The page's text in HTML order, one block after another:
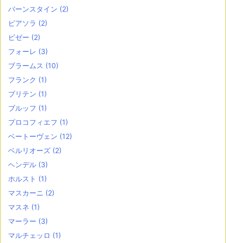
バーンスタイン (2)
ピアソラ (2)
ビゼー (2)
フォーレ (3)
ブラームス (10)
フランク (1)
ブリテン (1)
ブルッフ (1)
プロコフィエフ (1)
ベートーヴェン (12)
ベルリオーズ (2)
ヘンデル (3)
ホルスト (1)
マスカーニ (2)
マスネ (1)
マーラー (3)
マルチェッロ (1)